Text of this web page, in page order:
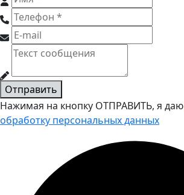
Отправить
Нажимая на кнопку ОТПРАВИТЬ, я даю
обработку персональных данных